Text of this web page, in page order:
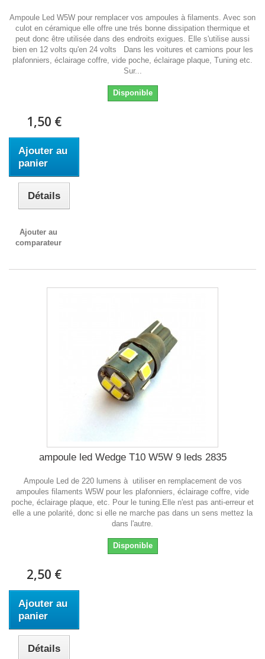
Ampoule Led W5W pour remplacer vos ampoules à filaments. Avec son
culot en céramique elle offre une trés bonne dissipation thermique et
peut donc être utilisée dans des endroits exigues. Elle s'utilise aussi
bien en 12 volts qu'en 24 volts Dans les voitures et camions pour les
plafonniers, éclairage coffre, vide poche, éclairage plaque, Tuning etc.
Sur...
Disponible
1,50 €
Ajouter au
panier
Détails
Ajouter au
comparateur
ampoule led Wedge T10 W5W 9 leds 2835
Ampoule Led de 220 lumens à utiliser en remplacement de vos
ampoules filaments W5W pour les plafonniers, éclairage coffre, vide
poche, éclairage plaque, etc. Pour le tuning.Elle n'est pas anti-erreur et
elle a une polarité, donc si elle ne marche pas dans un sens mettez la
dans l'autre.
Disponible
2,50 €
Ajouter au
panier
Détails